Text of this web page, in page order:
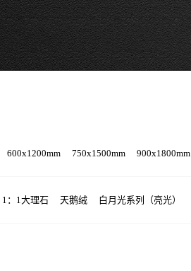
600x1200mm 750x1500mm 900x1800mm
1：1大理石 天鹅绒 白月光系列（亮光）